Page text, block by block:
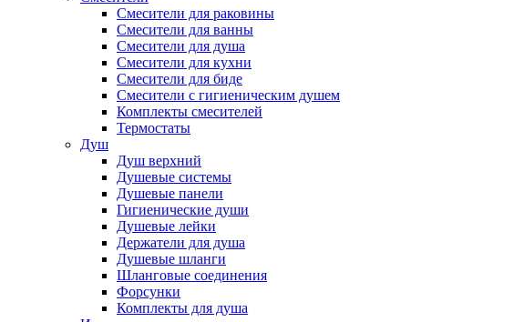
Смесители для раковины
Смесители для ванны
Смесители для душа
Смесители для кухни
Смесители для биде
Смесители с гигиеническим душем
Комплекты смесителей
Термостаты
Душ
Душ верхний
Душевые системы
Душевые панели
Гигиенические души
Душевые лейки
Держатели для душа
Душевые шланги
Шланговые соединения
Форсунки
Комплекты для душа